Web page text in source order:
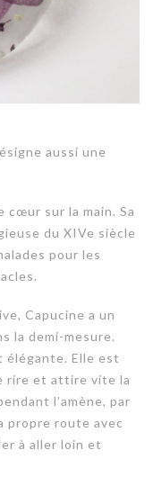
aussi une
cœur sur la main. Sa
du XIVe siècle
pour les
Capucine a un
la demi-mesure.
élégante. Elle est
rire et attire vite la
l’amène, par
propre route avec
à aller loin et